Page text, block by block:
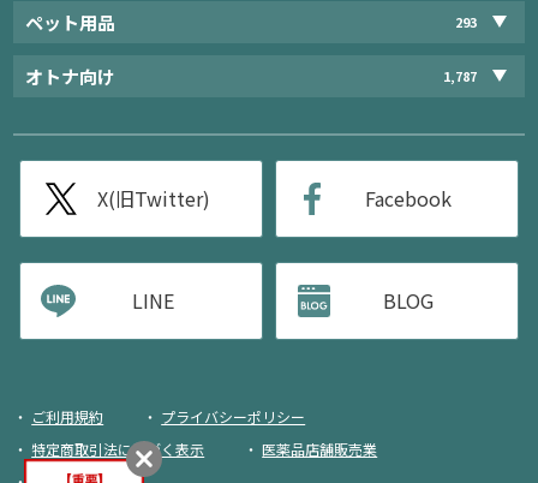
ペット用品 293
オトナ向け 1,787
X(旧Twitter) Facebook
LINE BLOG
ご利用規約
プライバシーポリシー
特定商取引法に基づく表示
医薬品店舗販売業